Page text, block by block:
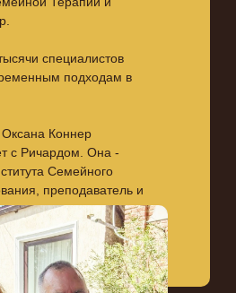
специалистов
подходам в
Коннер
с Ричардом. Она -
Семейного
преподаватель и
к Ричарду и Оксане